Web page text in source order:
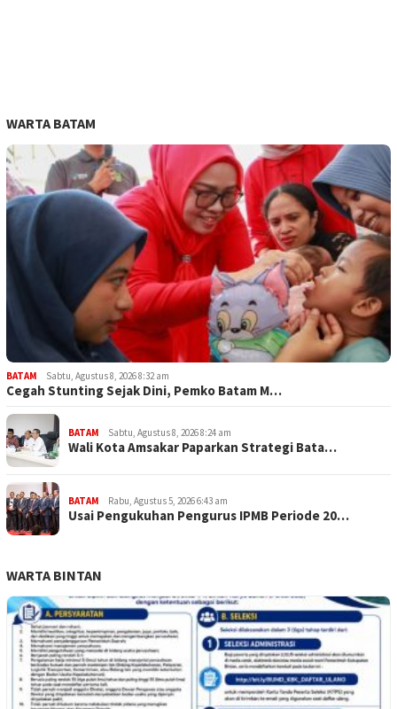
WARTA BATAM
BATAM Sabtu, Agustus 8, 2026 8:32 am
Cegah Stunting Sejak Dini, Pemko Batam M…
BATAM Sabtu, Agustus 8, 2026 8:24 am
Wali Kota Amsakar Paparkan Strategi Bata…
BATAM Rabu, Agustus 5, 2026 6:43 am
Usai Pengukuhan Pengurus IPMB Periode 20…
WARTA BINTAN